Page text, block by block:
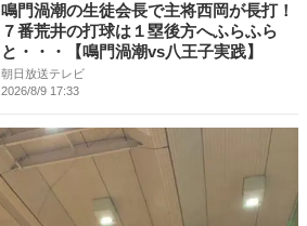
鳴門渦潮の生徒会長で主将西岡が長打！
７番荒井の打球は１塁後方へふらふら
と・・・【鳴門渦潮vs八王子実践】
朝日放送テレビ
2026/8/9 17:33